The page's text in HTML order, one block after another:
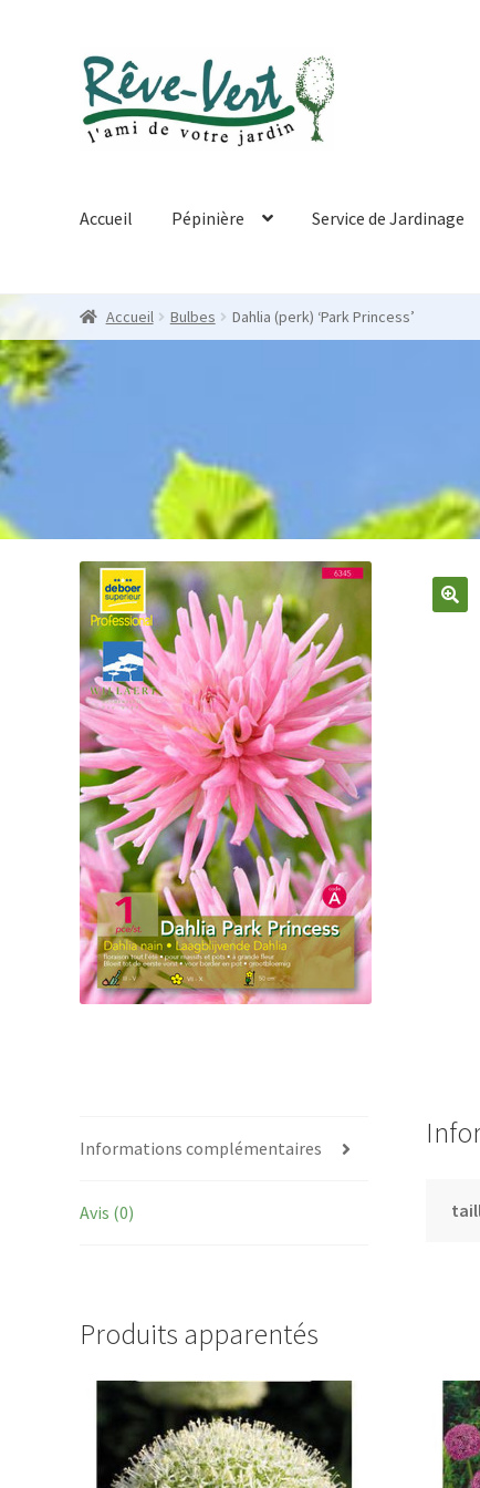
Skip
to
navigation
Skip
to
content
Accueil Pépinière Service de Jardinage
Accueil Bulbes Dahlia (perk) ‘Park Princess’
Informations complémentaires
Avis (0)
Produits apparentés